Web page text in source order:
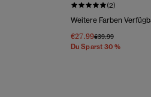
(2)
Weitere Farben
€27.99Preis Wurde
€39.99Bis
Du Sparst 30 %